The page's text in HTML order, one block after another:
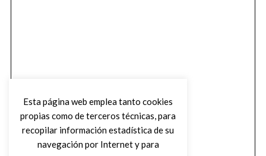
Esta página web emplea tanto cookies
propias como de terceros técnicas, para
recopilar información estadística de su
navegación por Internet y para